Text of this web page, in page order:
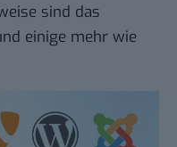
sind das
einige mehr wie